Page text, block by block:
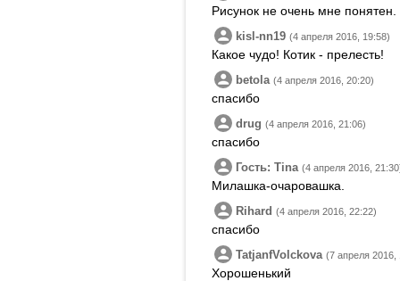
Рисунок не очень мне понятен.
kisl-nn19 (4 апреля 2016, 19:58)
Какое чудо! Котик - прелесть!
betola (4 апреля 2016, 20:20)
спасибо
drug (4 апреля 2016, 21:06)
спасибо
Гость: Tina (4 апреля 2016,
Милашка-очаровашка.
Rihard (4 апреля 2016, 22:22)
спасибо
TatjanfVolckova (7 апреля 2016,
Хорошенький